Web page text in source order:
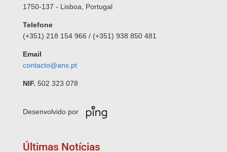
1750-137 - Lisboa, Portugal
Telefone
(+351) 218 154 966 / (+351) 938 850 481
Email
contacto@ans.pt
NIF. 502 323 078
Desenvolvido por
Últimas Notícias